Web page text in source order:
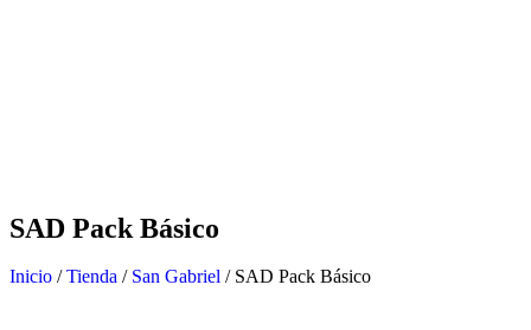
SAD Pack Básico
Inicio /Tienda / San Gabriel / SAD Pack Básico